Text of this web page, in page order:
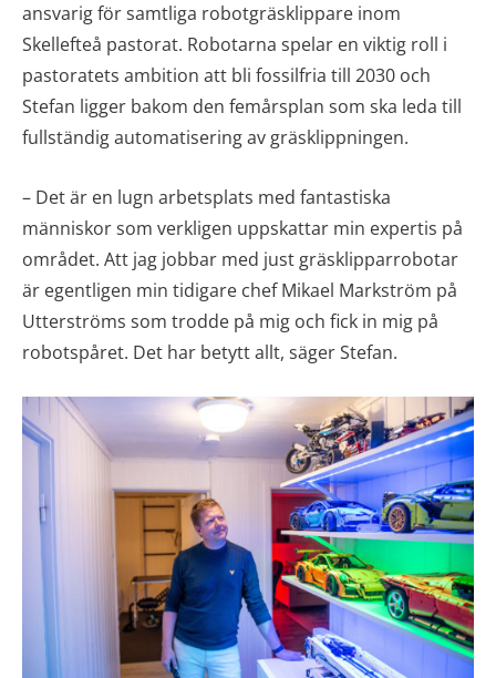
ansvarig för samtliga robotgräsklippare inom
Skellefteå pastorat. Robotarna spelar en viktig roll i
pastoratets ambition att bli fossilfria till 2030 och
Stefan ligger bakom den femårsplan som ska leda till
fullständig automatisering av gräsklippningen.
– Det är en lugn arbetsplats med fantastiska
människor som verkligen uppskattar min expertis på
området. Att jag jobbar med just gräsklipparrobotar
är egentligen min tidigare chef Mikael Markström på
Utterströms som trodde på mig och fick in mig på
robotspåret. Det har betytt allt, säger Stefan.